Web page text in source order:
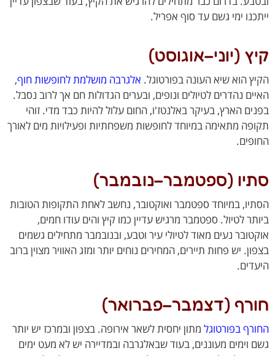
ימי גשם עד סוף אפריל.
(יוני–אוגוסט)
הוא שיא העונה בפורטוגל.אלגרבה מושלמת לחופשות חוף,
נהדרים לטיולים ונופים, ובערים הגדולות חם אך לרוב נסבל.
הארץ, בעיקר באלנטז'ו, החום עלול להיות כבד מדי. זוהי
מתאימה במיוחד לחופשות משפחתיות ופעילויות מים לאורך
(ספטמבר–נובמבר)
במיוחד ספטמבר ואוקטובר, נחשב לאחת התקופות הטובות
לטיול. ספטמבר מרגיש עדיין כמו קיץ והים עודו חמים,
נעים מאוד לטיולי עיר וטבע, ובנובמבר מתחילים גשמים
יש פחות תיירים, המחירים נוחים יותר ומזג האוויר מצוין ברוב
(דצמבר–פברואר)
בפורטוגלמתון יחסית לשאר אירופה. בצפון ובמרכז יש יותר
וימים מעוננים, בעוד שבאלגרבה ובמדיירה יש לא מעט ימים